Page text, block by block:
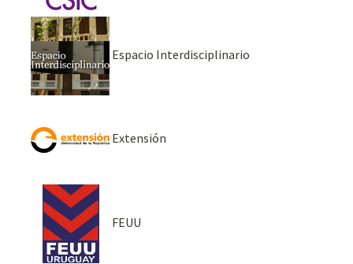
Espacio Interdisciplinario
Extensión
FEUU